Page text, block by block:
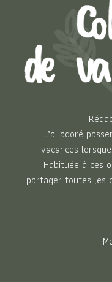
J’ai adoré
vacances
Habituée à ces
partager toutes les